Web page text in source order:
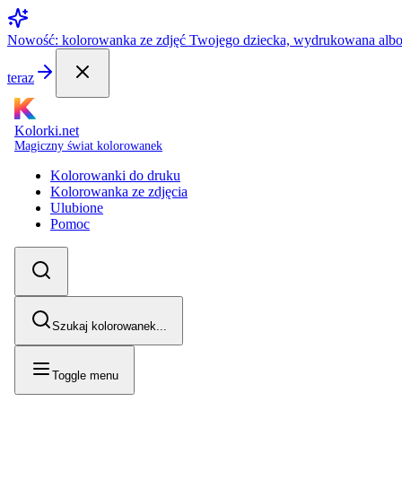
Nowość: kolorowanka ze zdjęć Twojego dziecka, wydrukowana
teraz
Kolorki.net
Magiczny świat kolorowanek
Kolorowanki do druku
Kolorowanka ze zdjęcia
Ulubione
Pomoc
Szukaj kolorowanek...
Toggle menu